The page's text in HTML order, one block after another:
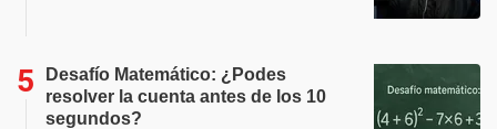
Desafío Matemático: ¿Podes
resolver la cuenta antes de los 10
segundos?